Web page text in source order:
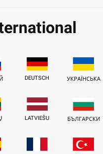
DEUTSCH УКРАЇНСЬКА
LATVIEŠU БЪЛГАРСКИ